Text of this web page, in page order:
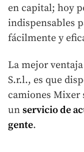
en capital; hoy
indispensables
fácilmente y
La mejor
S.r.l., es que
camiones Mixer
un servicio de
gente.